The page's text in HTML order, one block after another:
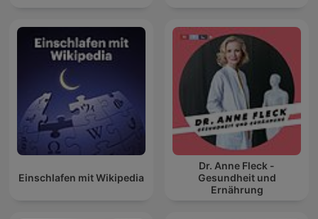
Einschlafen mit Wikipedia
Dr. Anne Fleck -
Gesundheit und
Ernährung